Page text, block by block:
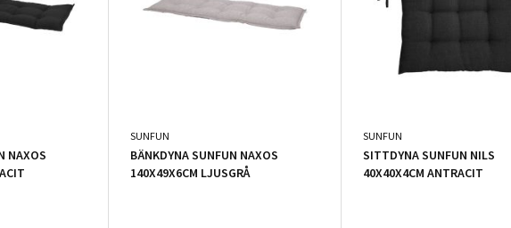
NAXOS
SUNFUN
BÄNKDYNA SUNFUN NAXOS
140X49X6CM LJUSGRÅ
SUNFUN
SITTDYNA SUNFUN NILS
40X40X4CM ANTRACIT